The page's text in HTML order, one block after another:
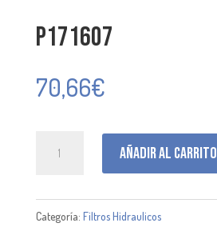
P171607
70,66€
Añadir al carrito
Categoría: Filtros Hidraulicos